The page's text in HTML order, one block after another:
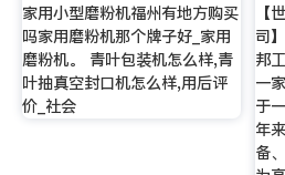
家用小型磨粉机福州有地方购买
吗家用磨粉机那个牌子好_家用
磨粉机。 青叶包装机怎么样,青
叶抽真空封口机怎么样,用后评
价_社会
【
司
邦
一
于
年
备